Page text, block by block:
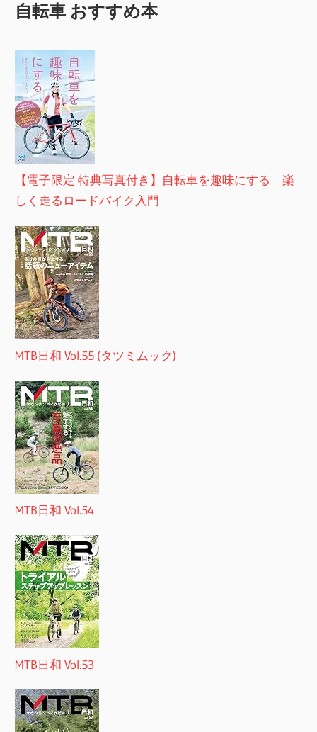
自転車 おすすめ本
【電子限定 特典写真付き】自転車を趣味にする 楽
しく走るロードバイク入門
MTB日和 Vol.55 (タツミムック)
MTB日和 Vol.54
MTB日和 Vol.53